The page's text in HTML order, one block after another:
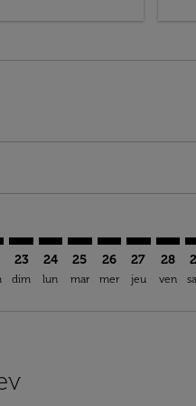
offers-disclaimer.
view-offers-disclaimer.
cmp-view-offers-
cmp-view-offers-
TUN–IEV: cmp-view-
23
dim
TUN–IEV: cmp-view-
24
lun
TUN–IEV: cmp-
25
mar
TUN–IEV:
26
mer
27
jeu
28
ven